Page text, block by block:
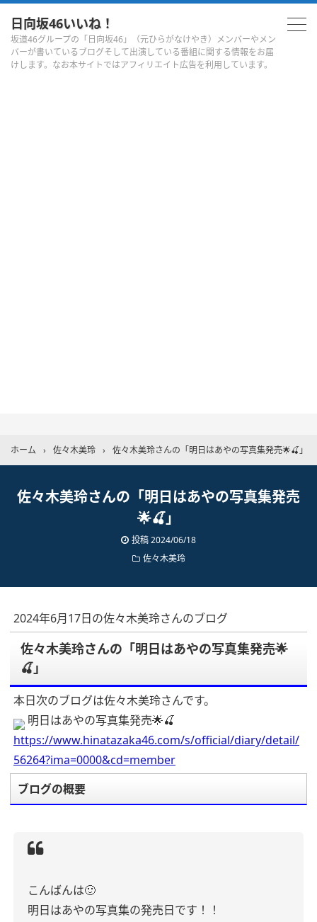
日向坂46いいね！
坂道46グループの「日向坂46」（元ひらがなけやき）メンバーやメン
バーが書いているブログそして出演している番組に関する情報をお届
けします。なお本サイトではアフィリエイト広告を利用しています。
ホーム › 佐々木美玲 › 佐々木美玲さんの「明日はあやの写真集発売🌟🍒」
佐々木美玲さんの「明日はあやの写真集発売
🌟🍒」
投稿2024/06/18
佐々木美玲
2024年6月17日の佐々木美玲さんのブログ
佐々木美玲さんの「明日はあやの写真集発売🌟
🍒」
本日次のブログは佐々木美玲さんです。
明日はあやの写真集発売🌟🍒
https://www.hinatazaka46.com/s/official/diary/detail/
56264?ima=0000&cd=member
ブログの概要
こんばんは🙂
明日はあやの写真集の発売日です！！